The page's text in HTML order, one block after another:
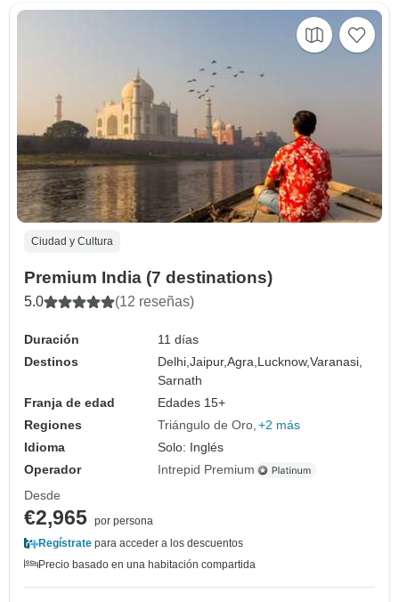
Ciudad y Cultura
Premium India (7 destinations)
5.0 (12 reseñas)
Duración
11 días
Destinos
Delhi,Jaipur,Agra,Lucknow,Varanasi,
Sarnath
Franja de edad
Edades 15+
Regiones
Triángulo de Oro +2 más
Idioma
Solo: Inglés
Operador
Intrepid Premium
Desde
€2,965 por persona
Regístrate para acceder a los descuentos
Precio basado en una habitación compartida